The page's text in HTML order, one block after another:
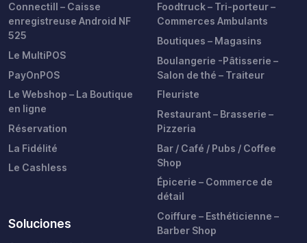
Connectill – Caisse
enregistreuse Android NF
525
Le MultiPOS
PayOnPOS
Le Webshop – La Boutique
en ligne
Réservation
La Fidélité
Le Cashless
Soluciones
Foodtruck – Tri-porteur –
Commerces Ambulants
Boutiques – Magasins
Boulangerie -Pâtisserie –
Salon de thé – Traiteur
Fleuriste
Restaurant – Brasserie –
Pizzeria
Bar / Café / Pubs / Coffee
Shop
Épicerie – Commerce de
détail
Coiffure – Esthéticienne –
Barber Shop